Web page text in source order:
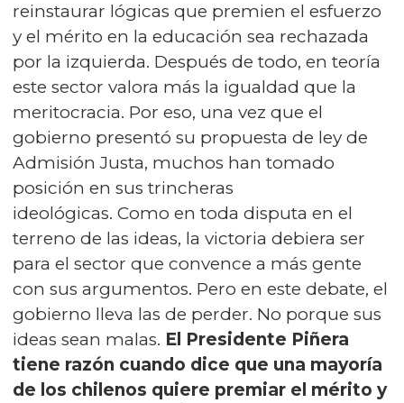
reinstaurar lógicas que premien el esfuerzo
y el mérito en la educación sea rechazada
por la izquierda. Después de todo, en teoría
este sector valora más la igualdad que la
meritocracia. Por eso, una vez que el
gobierno presentó su propuesta de ley de
Admisión Justa, muchos han tomado
posición en sus trincheras
ideológicas. Como en toda disputa en el
terreno de las ideas, la victoria debiera ser
para el sector que convence a más gente
con sus argumentos. Pero en este debate, el
gobierno lleva las de perder. No porque sus
ideas sean malas. El Presidente Piñera
tiene razón cuando dice que una mayoría
de los chilenos quiere premiar el mérito y